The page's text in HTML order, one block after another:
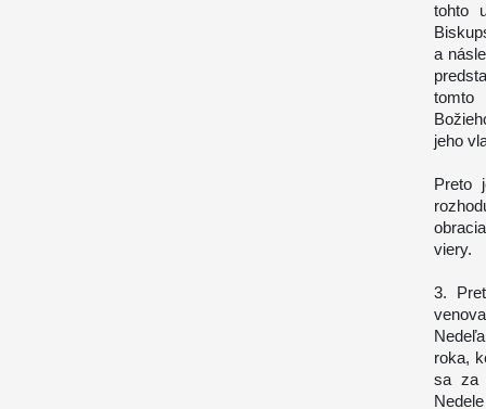
tohto
a
tomto
jeho
Preto
viery.
3.
roka,
sa za